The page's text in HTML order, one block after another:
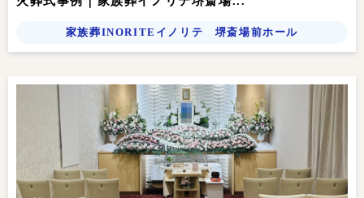
家族葬INORITEイノリテ 堺斎場前ホール